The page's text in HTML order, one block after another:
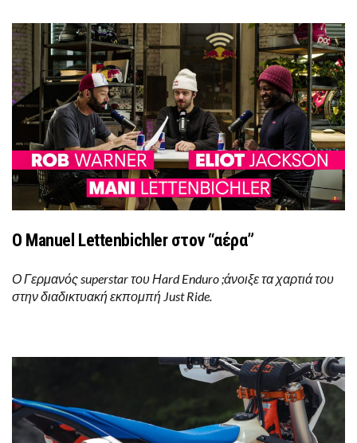
O Manuel Lettenbichler στον “αέρα”
Ο Γερμανός superstar του Ηard Enduro ;άνοιξε τα χαρτιά του
στην διαδικτυακή εκπομπή Just Ride.